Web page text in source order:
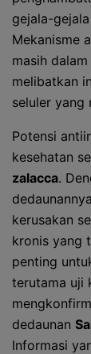
gejala-
Mekanisme
masih
melibatkan
seluler yang
Potensi
kesehatan
zalacca.
kerusakan
kronis yang
penting
terutama uji
dedaunan
Informasi